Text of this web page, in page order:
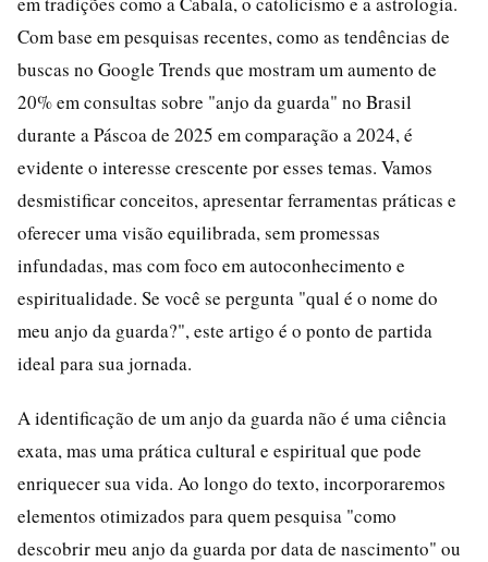
Com base em pesquisas recentes, como as tendências de
buscas no Google Trends que mostram um aumento de
20% em consultas sobre "anjo da guarda" no Brasil
durante a Páscoa de 2025 em comparação a 2024, é
evidente o interesse crescente por esses temas. Vamos
desmistificar conceitos, apresentar ferramentas práticas e
oferecer uma visão equilibrada, sem promessas
infundadas, mas com foco em autoconhecimento e
espiritualidade. Se você se pergunta "qual é o nome do
meu anjo da guarda?", este artigo é o ponto de partida
ideal para sua jornada.
A identificação de um anjo da guarda não é uma ciência
exata, mas uma prática cultural e espiritual que pode
enriquecer sua vida. Ao longo do texto, incorporaremos
elementos otimizados para quem pesquisa "como
descobrir meu anjo da guarda por data de nascimento" ou